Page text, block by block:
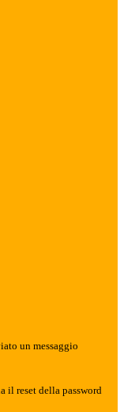
un messaggio
il reset della password